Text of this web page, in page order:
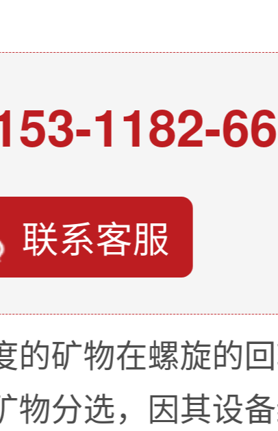
1182-
联系客服
的矿物在螺旋的
物分选，因其设